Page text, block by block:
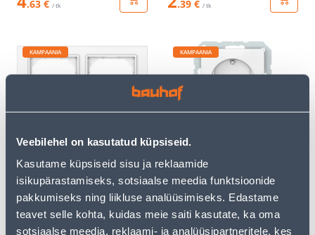
Veebilehel on kasutatud küpsiseid.
Kasutame küpsiseid sisu ja reklaamide
isikupärastamiseks, sotsiaalse meedia funktsioonide
pakkumiseks ning liikluse analüüsimiseks. Edastame
teavet selle kohta, kuidas meie saiti kasutate, ka oma
sotsiaalse meedia, reklaami- ja analüüsipartneritele, kes
.63 € / tk .39 € / tk
KAMPAANIA
RAAM 2-NE VILMA QR FIT
.99 €
1 .19 €
KAMPAANIA
PISTIKUPESA 1-NE VILMA
RAAMITA
3 .99 €
2 .39 €